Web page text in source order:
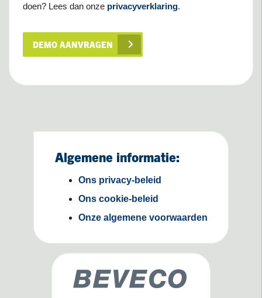
doen? Lees dan onze privacyverklaring.
DEMO AANVRAGEN
Algemene informatie:
Ons privacy-beleid
Ons cookie-beleid
Onze algemene voorwaarden